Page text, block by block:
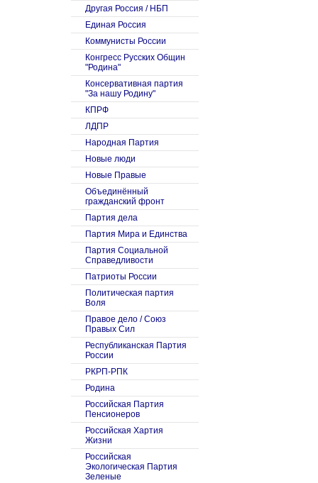
Другая Россия / НБП
Единая Россия
Коммунисты России
Конгресс Русских Общин
"Родина"
Консервативная партия
"За нашу Родину"
КПРФ
ЛДПР
Народная Партия
Новые люди
Новые Правые
Объединённый
гражданский фронт
Партия дела
Партия Мира и Единства
Партия Социальной
Справедливости
Патриоты России
Политическая партия
Воля
Правое дело / Союз
Правых Сил
Республиканская Партия
России
РКРП-РПК
Родина
Российская Партия
Пенсионеров
Российская Хартия
Жизни
Российская
Экологическая Партия
Зеленые